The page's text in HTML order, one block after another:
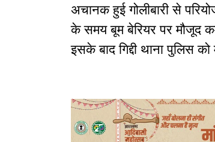
अचानक हुई गोलीबारी से
के समय बूम बेरियर पर मौजूद
इसके बाद गिद्दी थाना पुलिस